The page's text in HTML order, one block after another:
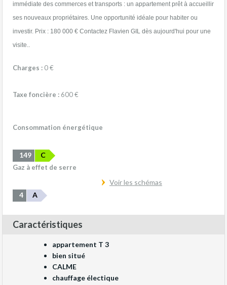
immédiate des commerces et transports : un appartement prêt à accueillir
ses nouveaux propriétaires. Une opportunité idéale pour habiter ou
investir. Prix : 180 000 € Contactez Flavien GIL dès aujourd'hui pour une
visite..
Charges : 0 €
Taxe foncière : 600 €
Consommation énergétique
149 C
Gaz à effet de serre
4 A
Voir les schémas
Caractéristiques
appartement T 3
bien situé
CALME
chauffage électique